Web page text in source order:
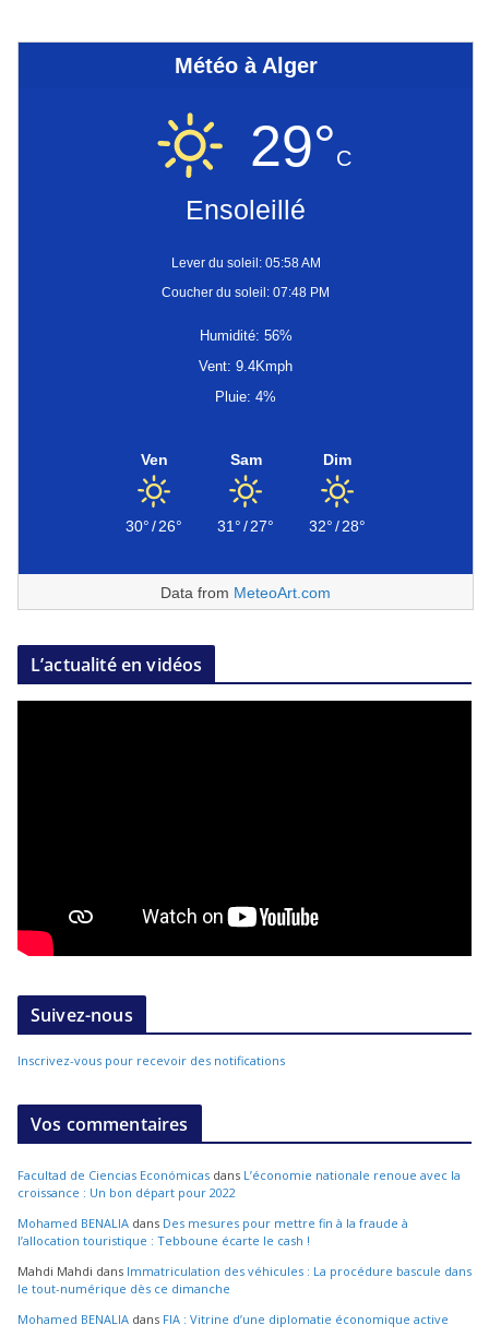
Météo à Alger
29°C
Ensoleillé
Lever du soleil: 05:58 AM
Coucher du soleil: 07:48 PM
Humidité: 56%
Vent: 9.4Kmph
Pluie: 4%
Ven
30°/26°
Sam
31°/27°
Dim
32°/28°
Data from MeteoArt.com
L’actualité en vidéos
Suivez-nous
Inscrivez-vous pour recevoir des notifications
Vos commentaires
Facultad de Ciencias Económicas dans L’économie nationale renoue avec la
croissance : Un bon départ pour 2022
Mohamed BENALIA dans Des mesures pour mettre fin à la fraude à
l’allocation touristique : Tebboune écarte le cash !
Mahdi Mahdi dans Immatriculation des véhicules : La procédure bascule dans
le tout-numérique dès ce dimanche
Mohamed BENALIA dans FIA : Vitrine d’une diplomatie économique active